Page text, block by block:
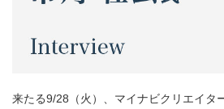
来たる9/28（火）、マイナビクリエイタ